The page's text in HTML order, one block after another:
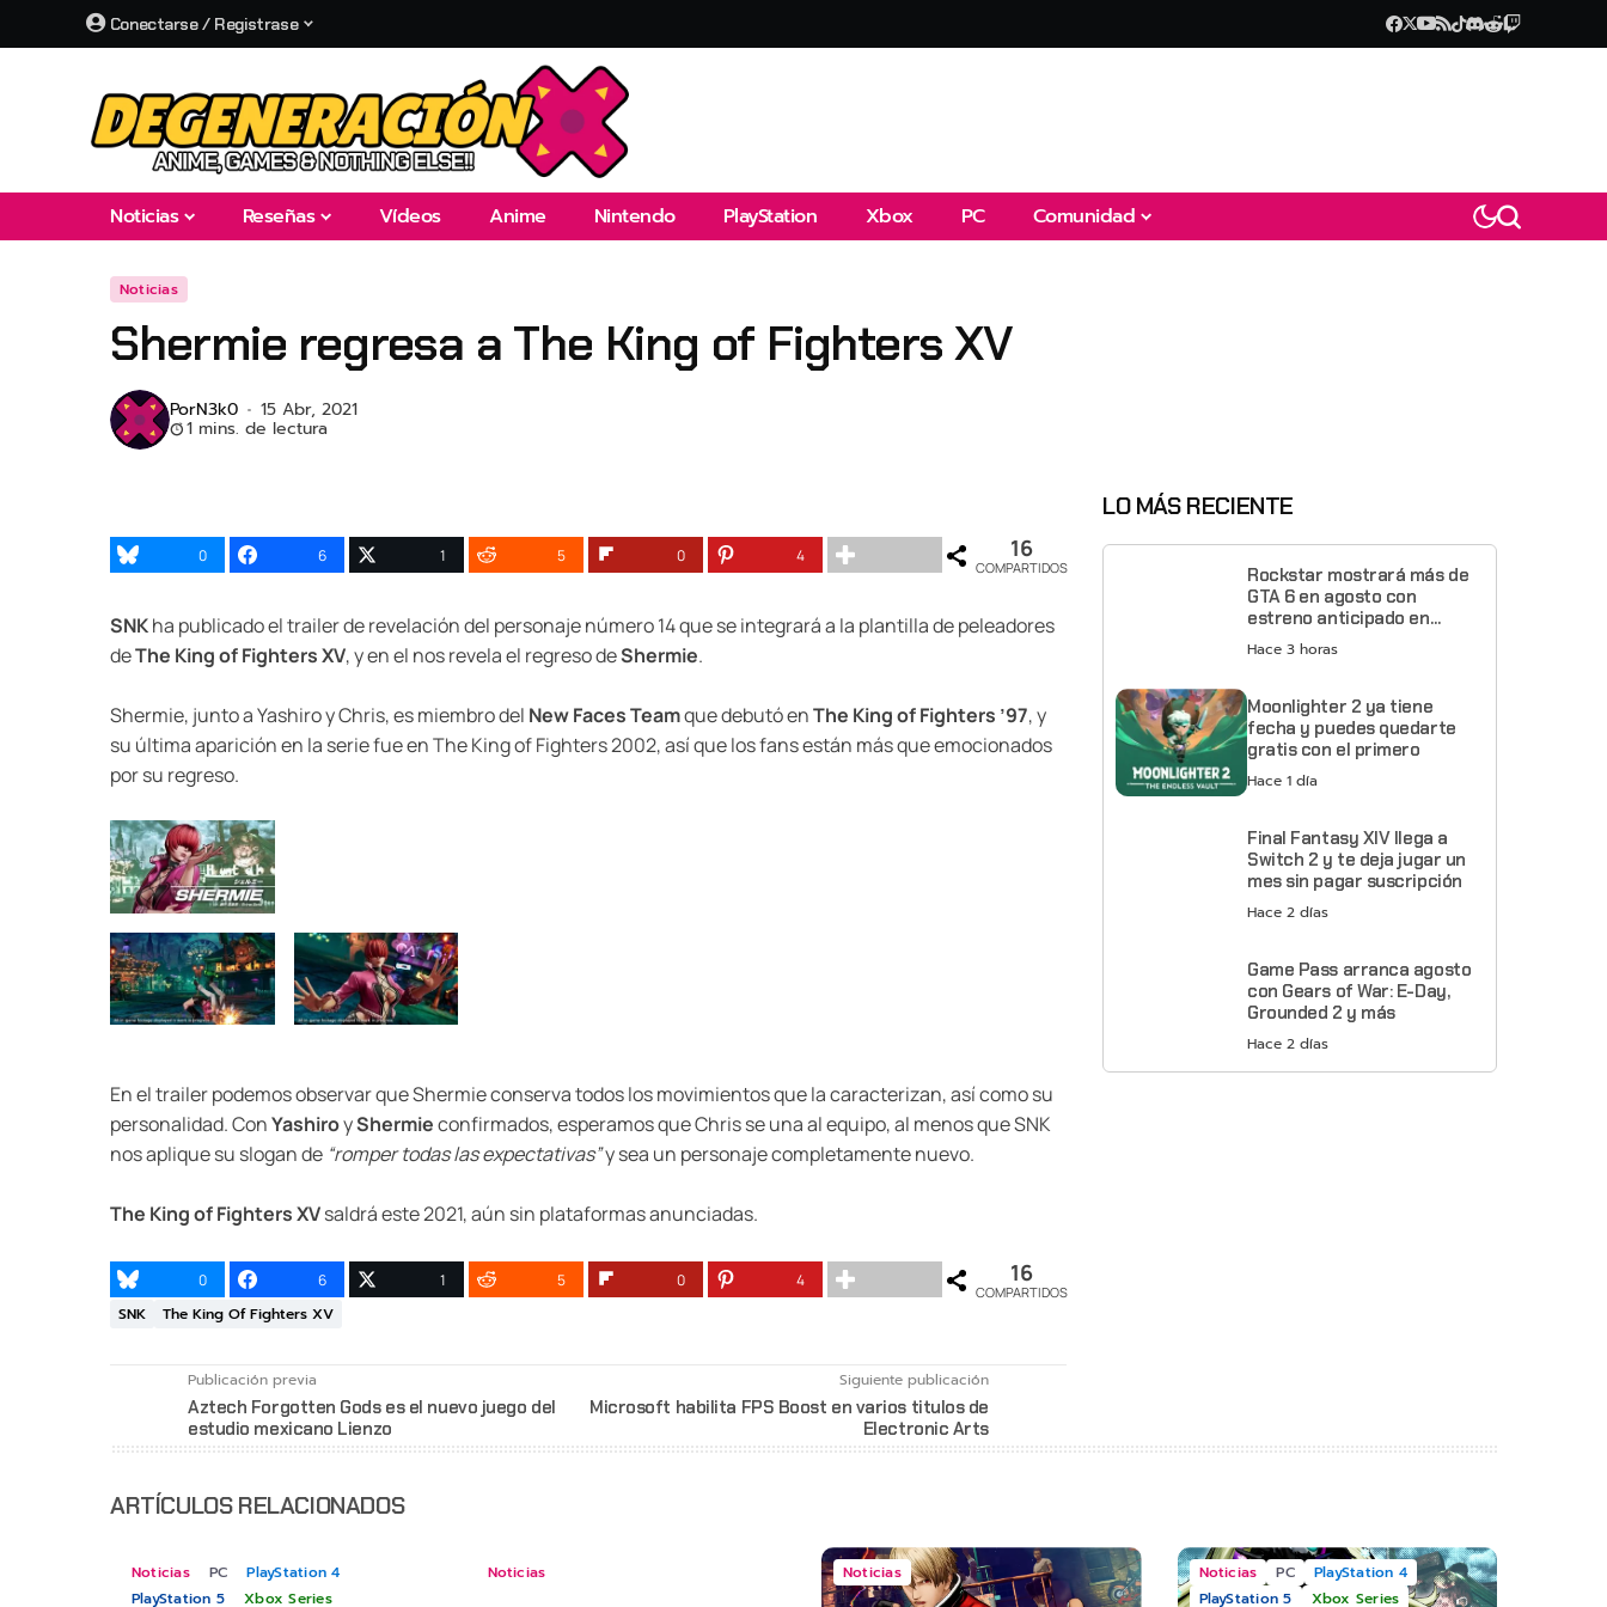
Conectarse / Registrase
Noticias Reseñas Vídeos Anime Nintendo PlayStation Xbox PC Comunidad
Noticias
Shermie regresa a The King of Fighters XV
PorN3k0 15 Abr, 2021
1 mins. de lectura
0 6 1 5 0 4 16
COMPARTIDOS
SNKha publicado el trailer de revelación del personaje número 14 que se integrará a la plantilla de peleadores
deThe King of Fighters XV, y en el nos revela el regreso deShermie.
Shermie, junto a Yashiro y Chris, es miembro del New Faces Teamque debutó enThe King of Fighters ’97, y
su última aparición en la serie fue en The King of Fighters 2002, así que los fans están más que emocionados
por su regreso.
En el trailer podemos observar que Shermie conserva todos los movimientos que la caracterizan, así como su
personalidad. ConYashiroyShermieconfirmados, esperamos que Chris se una al equipo, al menos que SNK
nos aplique su slogan de “romper todas las expectativas”y sea un personaje completamente nuevo.
The King of Fighters XVsaldrá este 2021, aún sin plataformas anunciadas.
0 6 1 5 0 4 16
COMPARTIDOS
SNK The King Of Fighters XV
Publicación previa
Aztech Forgotten Gods es el nuevo juego del
estudio mexicano Lienzo
Siguiente publicación
Microsoft habilita FPS Boost en varios titulos de
Electronic Arts
LO MÁS RECIENTE
Rockstar mostrará más de
GTA 6 en agosto con
estreno anticipado en
Netflix
Hace 3 horas
Moonlighter 2 ya tiene
fecha y puedes quedarte
gratis con el primero
Hace 1 día
Final Fantasy XIV llega a
Switch 2 y te deja jugar un
mes sin pagar suscripción
Hace 2 días
Game Pass arranca agosto
con Gears of War: E-Day,
Grounded 2 y más
Hace 2 días
ARTÍCULOS RELACIONADOS
Noticias PC
PlayStation 4
PlayStation 5
Xbox Series
Noticias Noticias Noticias PC
PlayStation 4
PlayStation 5
Xbox Series